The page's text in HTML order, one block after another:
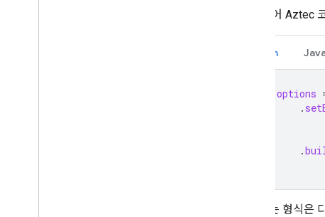
예를 들어 Aztec
Kotlin
options
.
.
지원되는 형식은